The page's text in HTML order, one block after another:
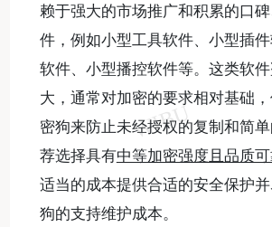
赖于强大的市场推广和积累的口
件，例如小型工具软件、小型插
软件、小型播控软件等。这类软
大，通常对加密的要求相对基础
密狗来防止未经授权的复制和简
荐选择具有中等加密强度且品质
适当的成本提供合适的安全保护
狗的支持维护成本。